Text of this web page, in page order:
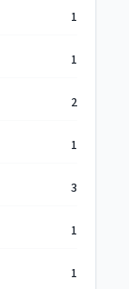
1
1
2
1
3
1
1